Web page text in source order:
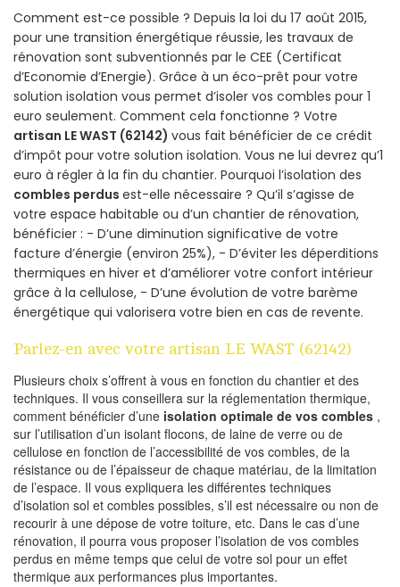
Comment est-ce possible ? Depuis la loi du 17 août 2015,
pour une transition énergétique réussie, les travaux de
rénovation sont subventionnés par le CEE (Certificat
d’Economie d’Energie). Grâce à un éco-prêt pour votre
solution isolation vous permet d’isoler vos combles pour 1
euro seulement. Comment cela fonctionne ? Votre
artisan LE WAST (62142) vous fait bénéficier de ce crédit
d’impôt pour votre solution isolation. Vous ne lui devrez qu’1
euro à régler à la fin du chantier. Pourquoi l’isolation des
combles perdus est-elle nécessaire ? Qu’il s’agisse de
votre espace habitable ou d’un chantier de rénovation,
bénéficier : - D’une diminution significative de votre
facture d’énergie (environ 25%), - D’éviter les déperditions
thermiques en hiver et d’améliorer votre confort intérieur
grâce à la cellulose, - D’une évolution de votre barème
énergétique qui valorisera votre bien en cas de revente.
Parlez-en avec votre artisan LE WAST (62142)
Plusieurs choix s’offrent à vous en fonction du chantier et des
techniques. Il vous conseillera sur la réglementation thermique,
comment bénéficier d’une isolation optimale de vos combles ,
sur l’utilisation d’un isolant flocons, de laine de verre ou de
cellulose en fonction de l’accessibilité de vos combles, de la
résistance ou de l’épaisseur de chaque matériau, de la limitation
de l’espace. Il vous expliquera les différentes techniques
d’isolation sol et combles possibles, s’il est nécessaire ou non de
recourir à une dépose de votre toiture, etc. Dans le cas d’une
rénovation, il pourra vous proposer l’isolation de vos combles
perdus en même temps que celui de votre sol pour un effet
thermique aux performances plus importantes.